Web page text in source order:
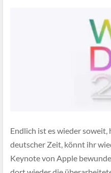
Endlich ist es wieder
deutscher Zeit, könnt ihr
Keynote von Apple